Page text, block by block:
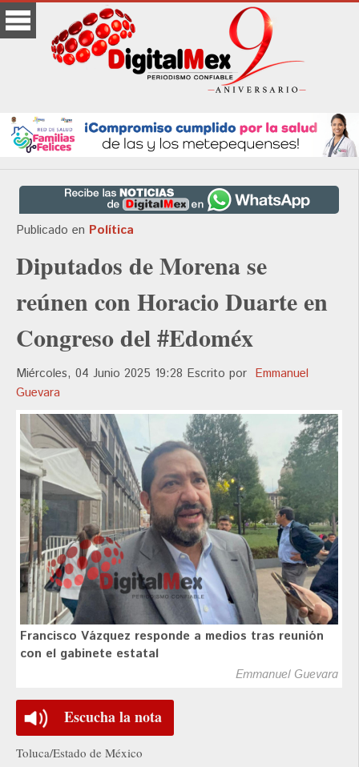
Publicado en Política
Diputados de Morena se
reúnen con Horacio Duarte en
Congreso del #Edoméx
Miércoles, 04 Junio 2025 19:28 Escrito por Emmanuel
Guevara
Francisco Vázquez responde a medios tras reunión
con el gabinete estatal
Emmanuel Guevara
Escucha la nota
Toluca/Estado de México